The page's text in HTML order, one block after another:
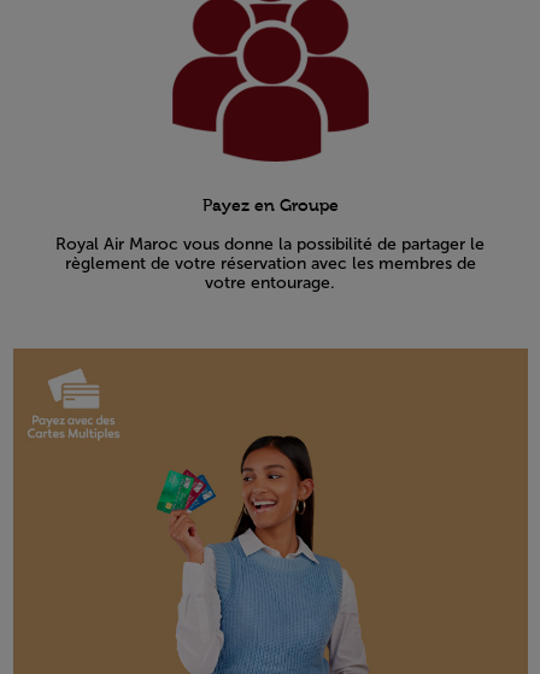
Payez en Groupe
Royal Air Maroc vous donne la possibilité de partager le
règlement de votre réservation avec les membres de
votre entourage.